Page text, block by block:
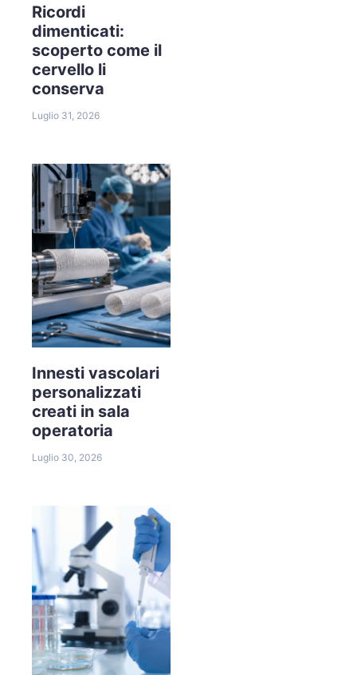
Ricordi
dimenticati:
scoperto come il
cervello li
conserva
Luglio 31, 2026
Innesti vascolari
personalizzati
creati in sala
operatoria
Luglio 30, 2026